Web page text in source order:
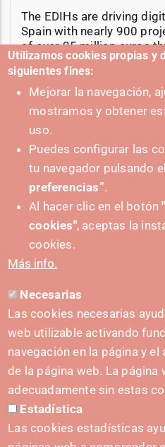
The EDIHs are driving
Spain with nearly 900
of over 25 million euros
program.
11-06-2025
Utilizamos cookies propias y
siguientes fines:
Mejorar la navegación,
mostramos y obtener
uso.
Puedes configurar las
tu navegador pulsando
preferencias”.
Al hacer clic en el botón
cookies", aceptas la
cookies.
Más info.
Necesarias
Las cookies necesarias
web utilizable activando
navegación en la página y
de la página web. La
adecuadamente sin estas
Estadística
Las cookies estadísticas